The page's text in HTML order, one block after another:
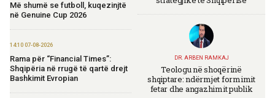
Më shumë se futboll, kuqezinjtë
në Genuine Cup 2026
14:10 07-08-2026
Rama për “Financial Times”:
Shqipëria në rrugë të qartë drejt
Bashkimit Evropian
DR. ARBEN RAMKAJ
Teologu në shoqërinë
shqiptare: ndërmjet formimit
fetar dhe angazhimit publik